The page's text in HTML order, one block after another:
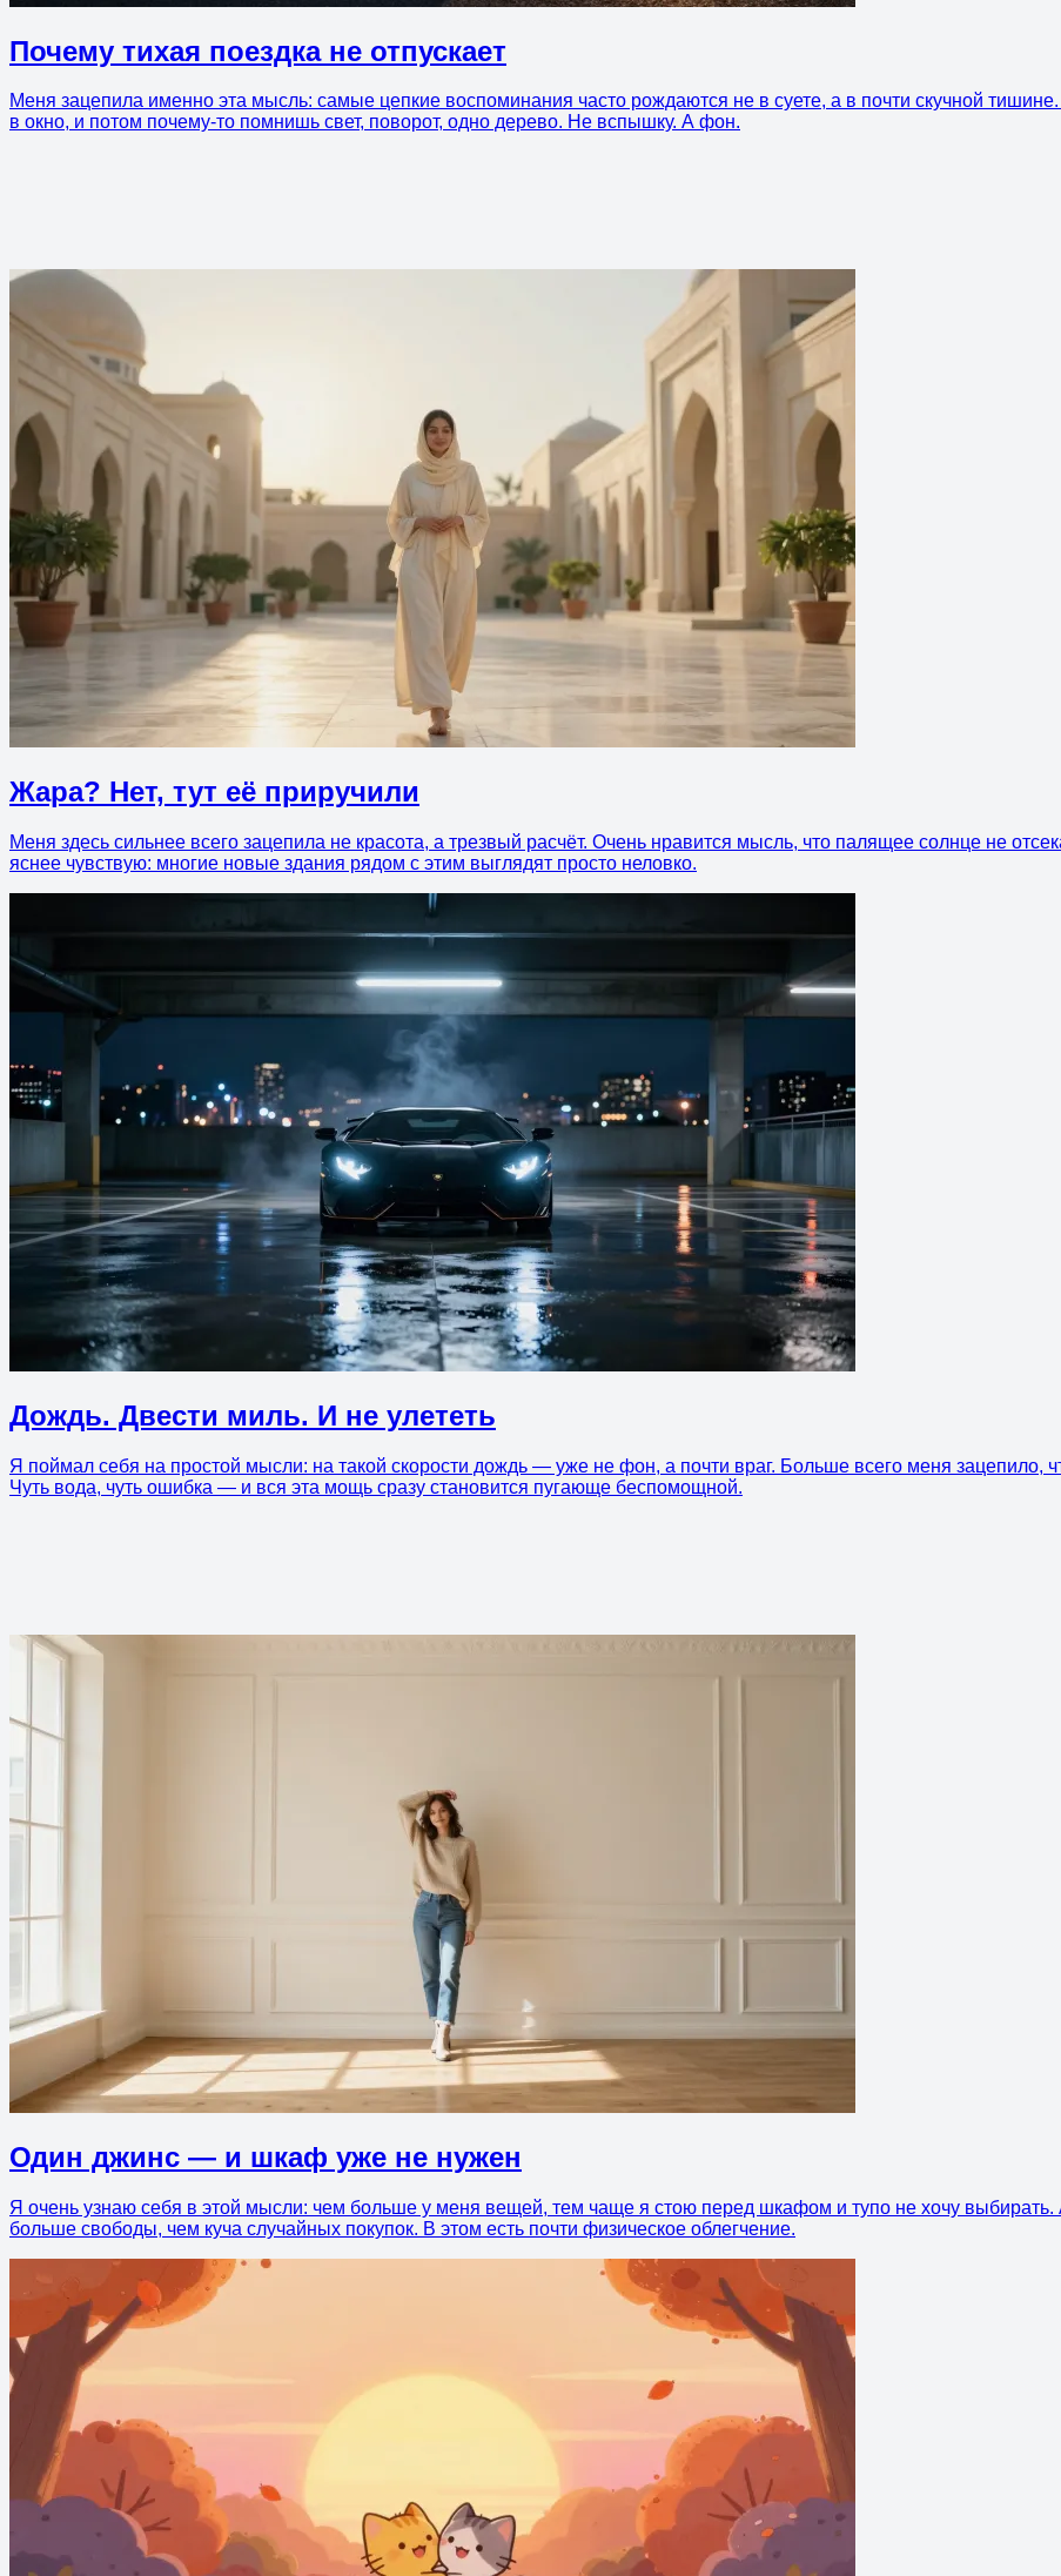
Почему тихая поездка не отпускает
Меня зацепила именно эта мысль: самые цепкие воспоминания часто рождаются не в суете, а в почти скучной
в окно, и потом почему-то помнишь свет, поворот, одно дерево. Не вспышку. А фон.
Жара? Нет, тут её приручили
Меня здесь сильнее всего зацепила не красота, а трезвый расчёт. Очень нравится мысль, что палящее солнце не
яснее чувствую: многие новые здания рядом с этим выглядят просто неловко.
Дождь. Двести миль. И не улететь
Я поймал себя на простой мысли: на такой скорости дождь — уже не фон, а почти враг. Больше всего меня зацепило,
Чуть вода, чуть ошибка — и вся эта мощь сразу становится пугающе беспомощной.
Один джинс — и шкаф уже не нужен
Я очень узнаю себя в этой мысли: чем больше у меня вещей, тем чаще я стою перед шкафом и тупо не хочу
больше свободы, чем куча случайных покупок. В этом есть почти физическое облегчение.